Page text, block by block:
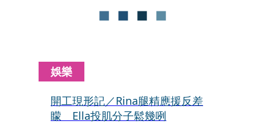
娛樂
開工現形記／Rina腿精應援反差
矇 Ella投肌分子鬆幾咧